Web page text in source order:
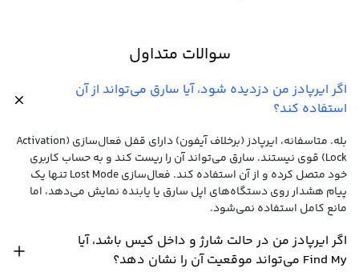
سوالات متداول
اگر ایرپادز من دزدیده شود، آیا سارق می‌تواند از آن
استفاده کند؟
بله. متاسفانه، ایرپادز (برخلاف آیفون) دارای قفل فعال‌سازی (Activation
Lock) قوی نیستند. سارق می‌تواند آن را ریست کند و به حساب کاربری
خود متصل کرده و از آن استفاده کند. فعال‌سازی Lost Mode تنها یک
پیام هشدار روی دستگاه‌های اپل سارق یا یابنده نمایش می‌دهد، اما
مانع کامل استفاده نمی‌شود.
اگر ایرپادز من در حالت شارژ و داخل کیس باشد، آیا
Find My می‌تواند موقعیت آن را نشان دهد؟